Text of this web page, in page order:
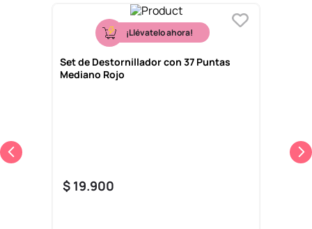
¡Llévatelo ahora!
Set de Destornillador con 37 Puntas
Mediano Rojo
$ 19.900